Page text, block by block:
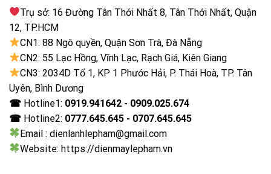
Trụ sở: 16 Đường Tân Thới Nhất 8, Tân Thới Nhất, Quận
12, TP.HCM
CN1: 88 Ngô quyền, Quận Sơn Trà, Đà Nẵng
CN2: 55 Lạc Hồng, Vĩnh Lạc, Rạch Giá, Kiên Giang
CN3: 2034D Tổ 1, KP 1 Phước Hải, P. Thái Hoà, TP. Tân
Uyên, Bình Dương
☎ Hotline1: 0919.941642 - 0909.025.674
☎ Hotline2: 0777.645.645 - 0707.645.645
Email : dienlanhlepham@gmail.com
Website: https://dienmaylepham.vn